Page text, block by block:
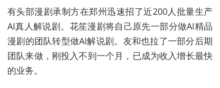
有头部漫剧承制方在郑州迅速招了近200人批量生产
AI真人解说剧。花笙漫剧将自己原先一部分做AI精品
漫剧的团队转型做AI解说剧。友和也拉了一部分后期
团队来做，刚投入不到一个月，已成为收入增长最快
的业务。